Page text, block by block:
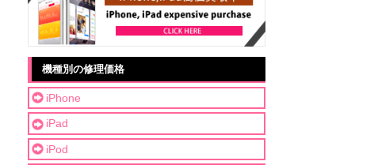
機種別の修理価格
iPhone
iPad
iPod